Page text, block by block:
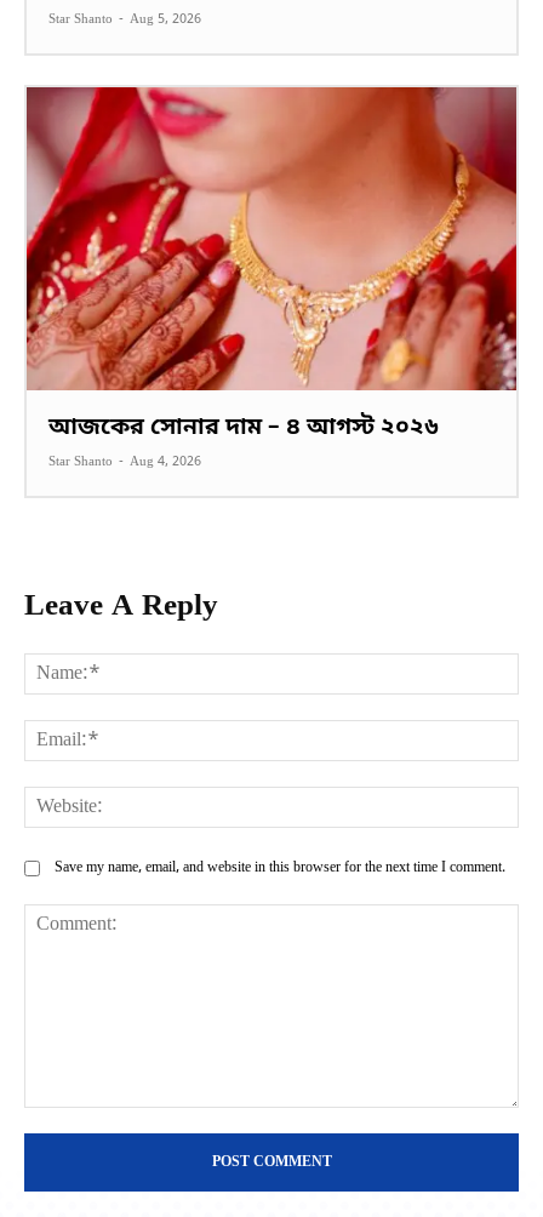
Star Shanto - Aug 5, 2026
আজকের সোনার দাম – ৪ আগস্ট ২০২৬
Star Shanto - Aug 4, 2026
Leave A Reply
Save my name, email, and website in this browser for the next time I comment.